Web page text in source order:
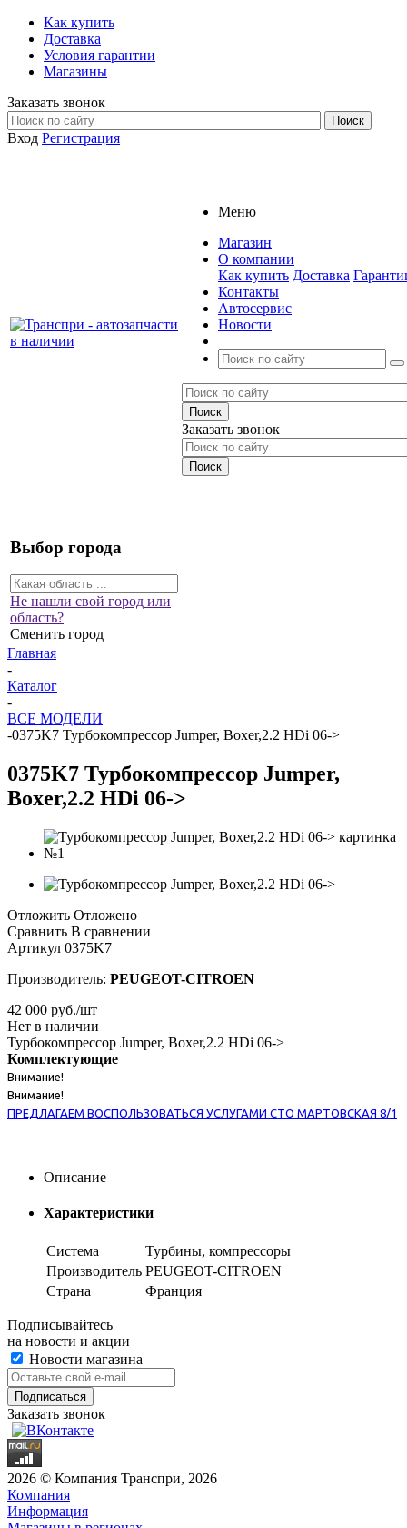
Как купить
Доставка
Условия гарантии
Магазины
Заказать звонок
Вход Регистрация
Меню
Магазин
О компании
Как купить Доставка
Контакты
Автосервис
Новости
Заказать звонок
Выбор города
Не нашли свой город или
область?
Сменить город
Главная
-
Каталог
-
ВСЕ МОДЕЛИ
-0375K7 Турбокомпрессор Jumper, Boxer,2.2 HDi 06->
0375K7 Турбокомпрессор Jumper,
Boxer,2.2 HDi 06->
Отложить Отложено
Сравнить В сравнении
Артикул 0375K7
Производитель: PEUGEOT-CITROEN
42 000 руб./шт
Нет в наличии
Турбокомпрессор Jumper, Boxer,2.2 HDi 06->
Комплектующие
Внимание!
Внимание!
ПРЕДЛАГАЕМ ВОСПОЛЬЗОВАТЬСЯ УСЛУГАМИ СТО МАРТОВСКАЯ 8/1
Описание
Характеристики
Система
Турбины, компрессоры
Производитель PEUGEOT-CITROEN
Страна
Франция
Подписывайтесь
на новости и акции
Новости магазина
Заказать звонок
2026 © Компания Транспри, 2026
Компания
Информация